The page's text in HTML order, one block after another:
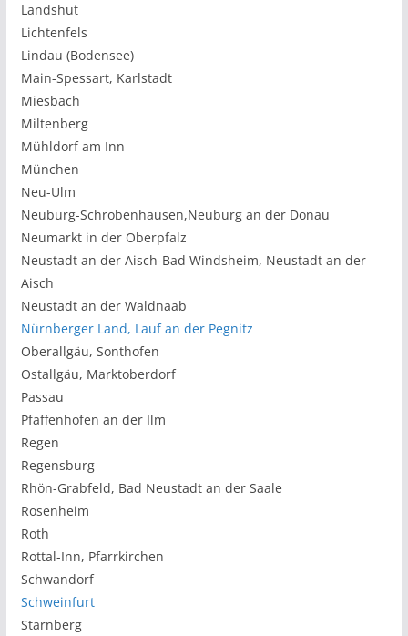
Landshut
Lichtenfels
Lindau (Bodensee)
Main-Spessart, Karlstadt
Miesbach
Miltenberg
Mühldorf am Inn
München
Neu-Ulm
Neuburg-Schrobenhausen,Neuburg an der Donau
Neumarkt in der Oberpfalz
Neustadt an der Aisch-Bad Windsheim, Neustadt an der
Aisch
Neustadt an der Waldnaab
Nürnberger Land, Lauf an der Pegnitz
Oberallgäu, Sonthofen
Ostallgäu, Marktoberdorf
Passau
Pfaffenhofen an der Ilm
Regen
Regensburg
Rhön-Grabfeld, Bad Neustadt an der Saale
Rosenheim
Roth
Rottal-Inn, Pfarrkirchen
Schwandorf
Schweinfurt
Starnberg